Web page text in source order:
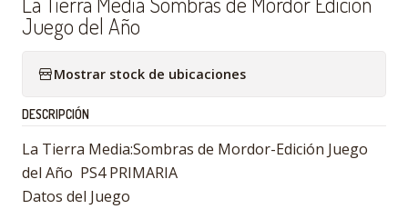
Juego del Año
Mostrar stock de ubicaciones
DESCRIPCIÓN
La Tierra Media:Sombras de Mordor-Edición Juego
del Año PS4 PRIMARIA
Datos del Juego